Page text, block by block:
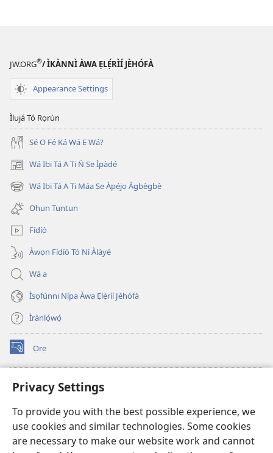
Privacy Settings
To provide you with the best possible experience, we
use cookies and similar technologies. Some cookies
are necessary to make our website work and cannot
JW.ORG®/ ÌKÀNNÌ ÀWA ẸLẸ́RÌÍ JÈHÓFÀ
Appearance Settings
Ìlujá Tó Rọrùn
Ṣé O Fẹ́ Ká Wá Ẹ Wá?
Wá Ibi Tá A Ti Ń Ṣe Ìpàdé
(opens
new
window)
Wá Ibi Tá A Ti Máa Ṣe Àpéjọ Àgbègbè
(opens
new
window)
Ohun Tuntun
Fídíò
Àwọn Fídíò Tó Ní Àlàyé
Wá a
Ìsọfúnni Nípa Àwa Ẹlẹ́rìí Jèhófà
Ìrànlọ́wọ́
Ọrẹ
(opens
new
ÀKÁ ÌWÉ ORÍ ÍŃTÁNẸ́Ẹ̀TÌ TI Watchtower™
(opens
window)JW Hub
(opens
new
window)JW Library